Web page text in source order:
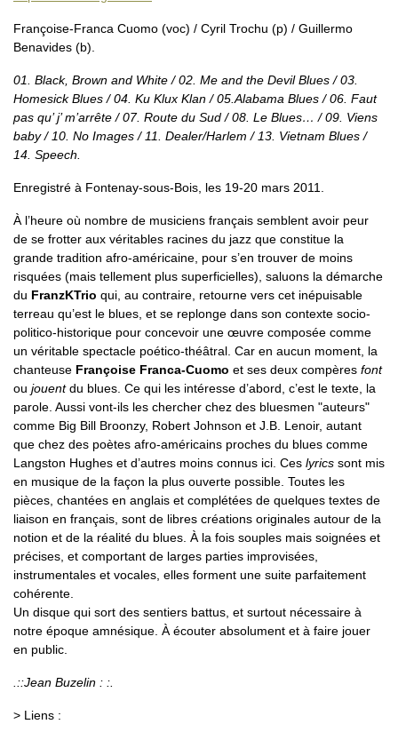
Françoise-Franca Cuomo (voc) / Cyril Trochu (p) / Guillermo
Benavides (b).
01. Black, Brown and White / 02. Me and the Devil Blues / 03.
Homesick Blues / 04. Ku Klux Klan / 05.Alabama Blues / 06. Faut
pas qu’ j’ m’arrête / 07. Route du Sud / 08. Le Blues… / 09. Viens
baby / 10. No Images / 11. Dealer/Harlem / 13. Vietnam Blues /
14. Speech.
Enregistré à Fontenay-sous-Bois, les 19-20 mars 2011.
À l’heure où nombre de musiciens français semblent avoir peur
de se frotter aux véritables racines du jazz que constitue la
grande tradition afro-américaine, pour s’en trouver de moins
risquées (mais tellement plus superficielles), saluons la démarche
du FranzKTrio qui, au contraire, retourne vers cet inépuisable
terreau qu’est le blues, et se replonge dans son contexte socio-
politico-historique pour concevoir une œuvre composée comme
un véritable spectacle poético-théâtral. Car en aucun moment, la
chanteuse Françoise Franca-Cuomo et ses deux compères font
ou jouentdu blues. Ce qui les intéresse d’abord, c’est le texte, la
parole. Aussi vont-ils les chercher chez des bluesmen "auteurs"
comme Big Bill Broonzy, Robert Johnson et J.B. Lenoir, autant
que chez des poètes afro-américains proches du blues comme
Langston Hughes et d’autres moins connus ici. Ces lyrics sont mis
en musique de la façon la plus ouverte possible. Toutes les
pièces, chantées en anglais et complétées de quelques textes de
liaison en français, sont de libres créations originales autour de la
notion et de la réalité du blues. À la fois souples mais soignées et
précises, et comportant de larges parties improvisées,
instrumentales et vocales, elles forment une suite parfaitement
cohérente.
Un disque qui sort des sentiers battus, et surtout nécessaire à
notre époque amnésique. À écouter absolument et à faire jouer
en public.
.::Jean Buzelin : :.
> Liens :